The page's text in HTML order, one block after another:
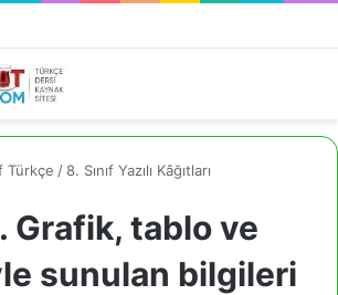
Türkçe /8. Sınıf Yazılı Kâğıtları
Grafik, tablo ve
sunulan bilgileri